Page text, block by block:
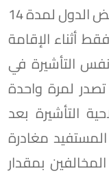
وأشارت إلى أن تأشيرة دخول رعايا بعض الدول لمدة 14
أثناء الإقامة
التأشيرة في
يومًا بحيث تصدر لمرة واحدة
التأشيرة بعد
مغادرة
بمقدار